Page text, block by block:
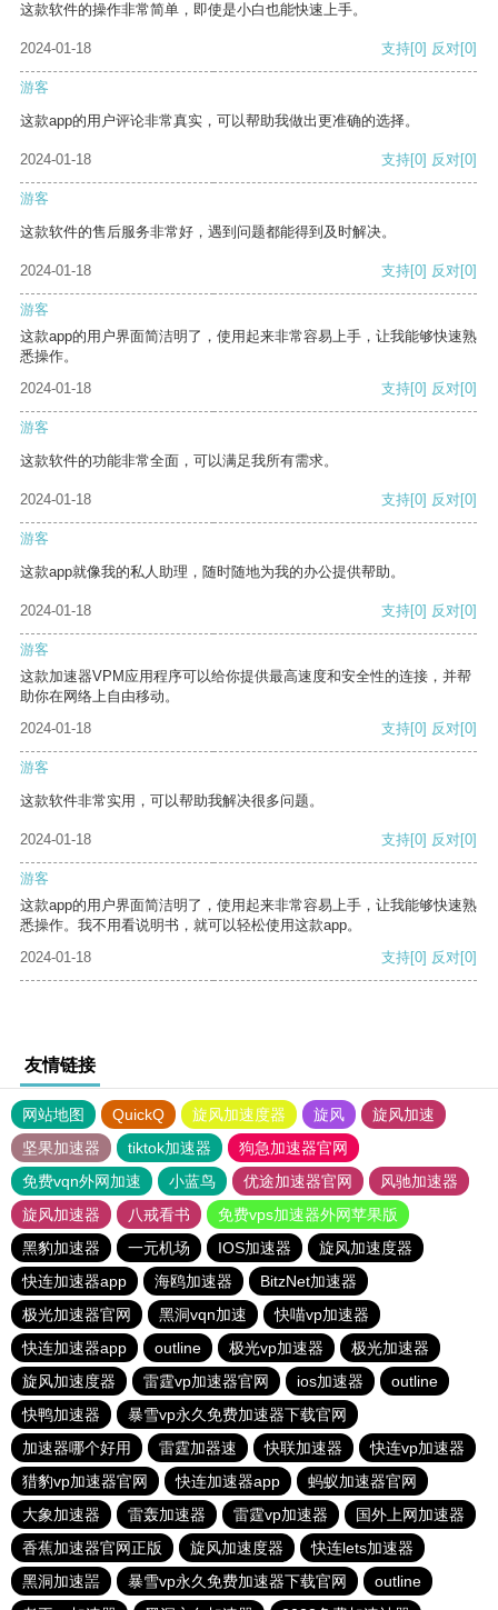
这款软件的操作非常简单，即使是小白也能快速上手。
2024-01-18 支持[0] 反对[0]
游客
这款app的用户评论非常真实，可以帮助我做出更准确的选择。
2024-01-18 支持[0] 反对[0]
游客
这款软件的售后服务非常好，遇到问题都能得到及时解决。
2024-01-18 支持[0] 反对[0]
游客
这款app的用户界面简洁明了，使用起来非常容易上手，让我能够快速熟
悉操作。
2024-01-18
支持[0] 反对[0]
游客
这款软件的功能非常全面，可以满足我所有需求。
2024-01-18 支持[0] 反对[0]
游客
这款app就像我的私人助理，随时随地为我的办公提供帮助。
2024-01-18 支持[0] 反对[0]
游客
这款加速器VPM应用程序可以给你提供最高速度和安全性的连接，并帮
助你在网络上自由移动。
2024-01-18
支持[0] 反对[0]
游客
这款软件非常实用，可以帮助我解决很多问题。
2024-01-18 支持[0] 反对[0]
游客
这款app的用户界面简洁明了，使用起来非常容易上手，让我能够快速熟
悉操作。我不用看说明书，就可以轻松使用这款app。
2024-01-18
支持[0] 反对[0]
友情链接
网站地图 QuickQ 旋风加速度器 旋风
旋风加速
坚果加速器
tiktok加速器
狗急加速器官网
免费vqn外网加速
小蓝鸟 优途加速器官网
风驰加速器
旋风加速器
八戒看书
免费vps加速器外网苹果版
黑豹加速器
一元机场 IOS加速器
旋风加速度器
快连加速器app
海鸥加速器
BitzNet加速器
极光加速器官网
黑洞vqn加速
快喵vp加速器
快连加速器app
outline 极光vp加速器
极光加速器
旋风加速度器
雷霆vp加速器官网 ios加速器
outline
快鸭加速器
暴雪vp永久免费加速器下载官网
加速器哪个好用
雷霆加器速 快联加速器
快连vp加速器
猎豹vp加速器官网
快连加速器app
蚂蚁加速器官网
大象加速器
雷轰加速器 雷霆vp加速器
国外上网加速器
香蕉加速器官网正版
旋风加速度器
快连lets加速器
黑洞加速噐
暴雪vp永久免费加速器下载官网
outline